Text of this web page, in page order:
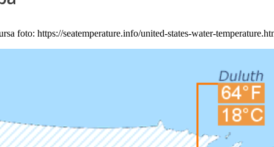
foto: https://seatemperature.info/united-states-water-